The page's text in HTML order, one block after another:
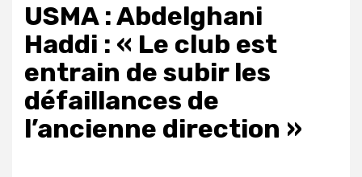
USMA : Abdelghani
Haddi : « Le club est
entrain de subir les
défaillances de
l’ancienne direction »